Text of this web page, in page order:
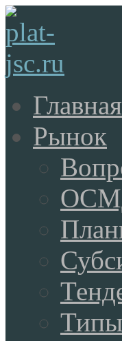
Главная
Рынок